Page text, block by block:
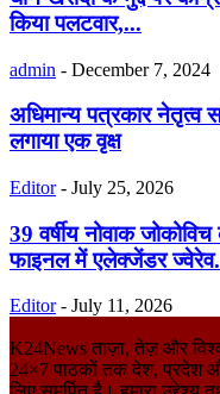
किया पलटवार,...
admin - December 7, 2024
अधिमान्य पत्रकार नेतृत्व
लगाया एक वृक्ष
Editor - July 25, 2026
39 वर्षीय नोवाक
फाइनल में एलेक्जेंडर
Editor - July 11, 2026
K24News ताज़ा, तेज़ और
24×7 पाठकों तक देश, प्रदेश